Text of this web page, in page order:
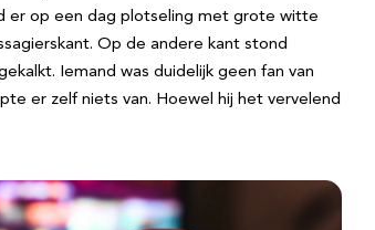
er op een dag plotseling met grote witte
Op de andere kant stond
Iemand was duidelijk geen fan van
er zelf niets van. Hoewel hij het vervelend